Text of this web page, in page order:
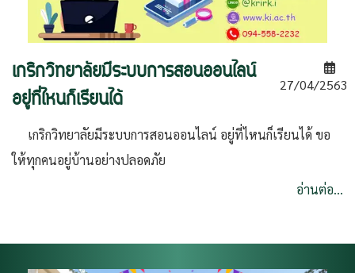
เกริกวิทยาลัยมีระบบการสอนออนไลน์
อยู่ที่ไหนก็เรียนได้
27/04/2563
เกริกวิทยาลัยมีระบบการสอนออนไลน์ อยู่ที่ไหนก็เรียนได้ ขอ
ให้ทุกคนอยู่บ้านอย่างปลอดภัย
อ่านต่อ...